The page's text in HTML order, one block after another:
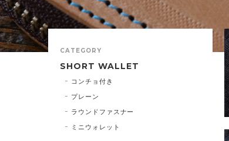
CATEGORY
SHORT WALLET
コンチョ付き
プレーン
ラウンドファスナー
ミニウォレット